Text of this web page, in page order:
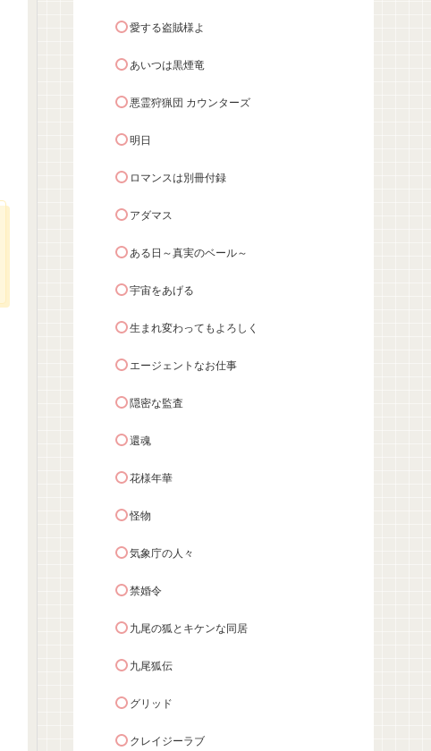
愛する盗賊様よ
あいつは黒煙竜
悪霊狩猟団 カウンターズ
明日
ロマンスは別冊付録
アダマス
ある日～真実のベール～
宇宙をあげる
生まれ変わってもよろしく
エージェントなお仕事
隠密な監査
還魂
花様年華
怪物
気象庁の人々
禁婚令
九尾の狐とキケンな同居
九尾狐伝
グリッド
クレイジーラブ